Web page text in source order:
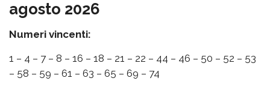
agosto 2026
Numeri vincenti:
1 – 4 – 7 – 8 – 16 – 18 – 21 – 22 – 44 – 46 – 50 – 52 – 53
– 58 – 59 – 61 – 63 – 65 – 69 – 74